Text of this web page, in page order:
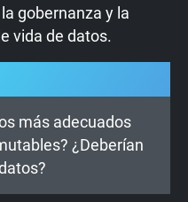
gobernanza y la
vida de datos.
más adecuados
¿Deberían